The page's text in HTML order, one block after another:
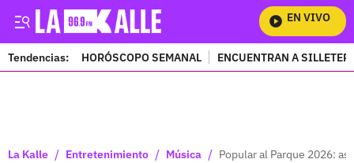
EN VIVO
Tendencias: HORÓSCOPO SEMANAL ENCUENTRAN A
La Kalle / Entretenimiento / Música / Popular al Parque 2026: